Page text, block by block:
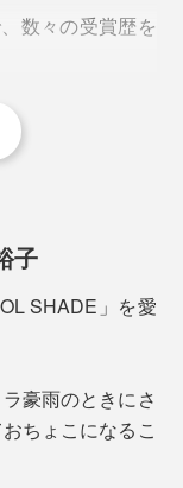
イン。自分の服
いように気を使
プラスティッ
ことなく、長持
数々の受賞歴を
賞。
える傘」という
がゴミとして廃
て分別しにくい
いというストレ
子
SHADE」を愛
豪雨のときにさ
ちょこになるこ